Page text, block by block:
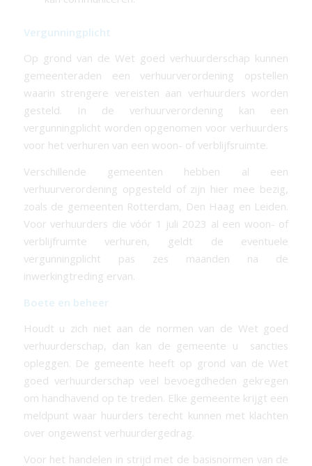
Vergunningplicht
Op grond van de Wet goed verhuurderschap kunnen
gemeenteraden een verhuurverordening opstellen
waarin strengere vereisten aan verhuurders worden
gesteld. In de verhuurverordening kan een
vergunningplicht worden opgenomen voor verhuurders
voor het verhuren van een woon- of verblijfsruimte.
Verschillende gemeenten hebben al een
verhuurverordening opgesteld of zijn hier mee bezig,
zoals de gemeenten Rotterdam, Den Haag en Leiden.
Voor verhuurders die vóór 1 juli 2023 al een woon- of
verblijfruimte verhuren, geldt de eventuele
vergunningplicht pas zes maanden na de
inwerkingtreding ervan.
Boete en beheer
Houdt u zich niet aan de normen van de Wet goed
verhuurderschap, dan kan de gemeente u sancties
opleggen. De gemeente heeft op grond van de Wet
goed verhuurderschap veel bevoegdheden gekregen
om handhavend op te treden. Elke gemeente krijgt een
meldpunt waar huurders terecht kunnen met klachten
over ongewenst verhuurdergedrag.
Voor het handelen in strijd met de basisnormen van de